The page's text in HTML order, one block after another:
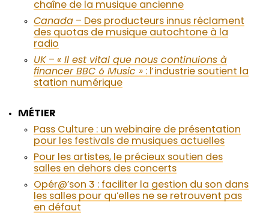
chaîne de la musique ancienne
Canada – Des producteurs innus réclament
des quotas de musique autochtone à la
radio
UK – « Il est vital que nous continuions à
financer BBC 6 Music » : l’industrie soutient la
station numérique
MÉTIER
Pass Culture : un webinaire de présentation
pour les festivals de musiques actuelles
Pour les artistes, le précieux soutien des
salles en dehors des concerts
Opér@’son 3 : faciliter la gestion du son dans
les salles pour qu’elles ne se retrouvent pas
en défaut